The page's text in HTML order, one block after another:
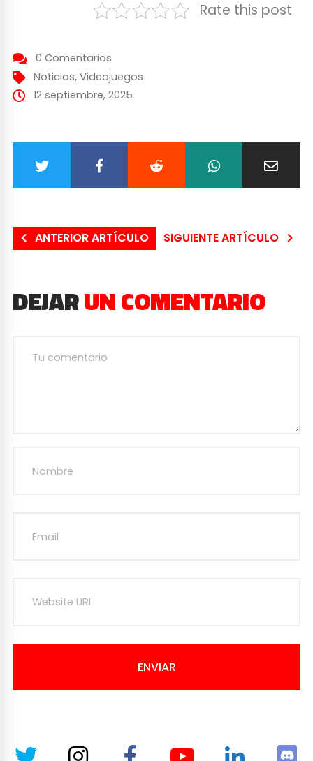
Rate this post
0 Comentarios
Noticias, Videojuegos
12 septiembre, 2025
ANTERIOR ARTÍCULO SIGUIENTE ARTÍCULO
DEJARUN COMENTARIO
ENVIAR